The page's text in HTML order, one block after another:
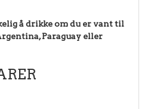
å drikke om du er vant til
Paraguay eller